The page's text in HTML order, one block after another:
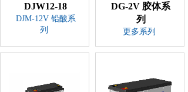
DJW12-18
DJM-12V 铅酸系
列
DG-2V 胶体系
列
更多系列